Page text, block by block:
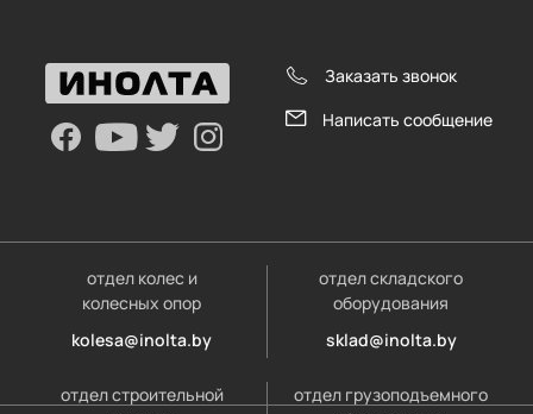
Заказать звонок
Написать сообщение
отдел колес и
колесных опор
kolesa@inolta.by
отдел складского
оборудования
sklad@inolta.by
отдел строительной
отдел грузоподъемного